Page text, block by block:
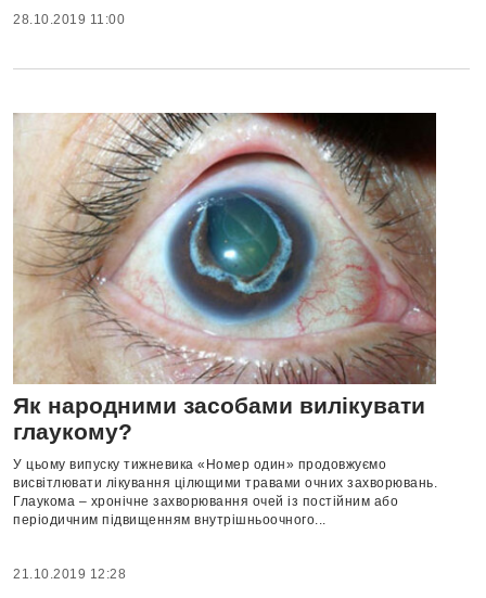
28.10.2019 11:00
Як народними засобами вилікувати
глаукому?
У цьому випуску тижневика «Номер один» продовжуємо
висвітлювати лікування цілющими травами очних захворювань.
Глаукома – хронічне захворювання очей із постійним або
періодичним підвищенням внутрішньоочного...
21.10.2019 12:28